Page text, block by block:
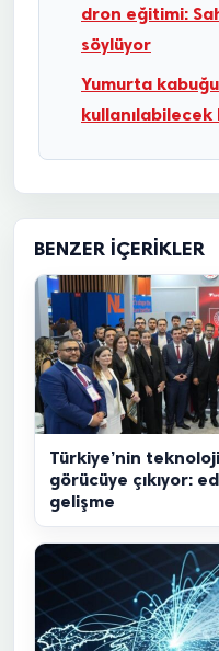
dron eğitimi:
söylüyor
Yumurta
BENZER İÇERIKLER
Türkiye’nin
görücüye çıkıyor:
gelişme